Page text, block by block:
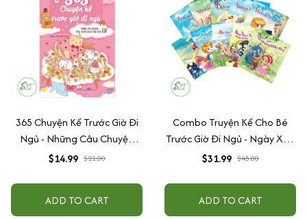
365 Chuyện Kể Trước Giờ Đi
Ngủ - Những Câu Chuyện
Phát Triển Chỉ Số Tình Cảm
$14.99 $21.00
ADD TO CART
Combo Truyện Kể Cho Bé
Trước Giờ Đi Ngủ - Ngày Xửa
Ngày Xưa (Trọn Bộ 10 Cuốn)
$31.99 $45.00
ADD TO CART